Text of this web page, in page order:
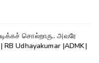
சொல்றாரு.. அவரே
| RB Udhayakumar |ADMK|